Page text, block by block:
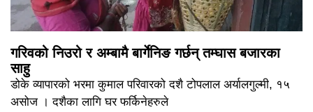
गरिवको निउरो र अम्बामै बार्गेनिङ गर्छन् तम्घास बजारका
साहु
डोके व्यापारको भरमा कुमाल परिवारको दशै टोपलाल अर्यालगुल्मी, १५
असोज । दशैका लागि घर फर्किनेहरुले